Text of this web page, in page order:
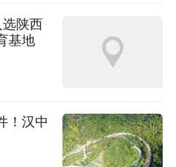
陕西
基地
！汉中